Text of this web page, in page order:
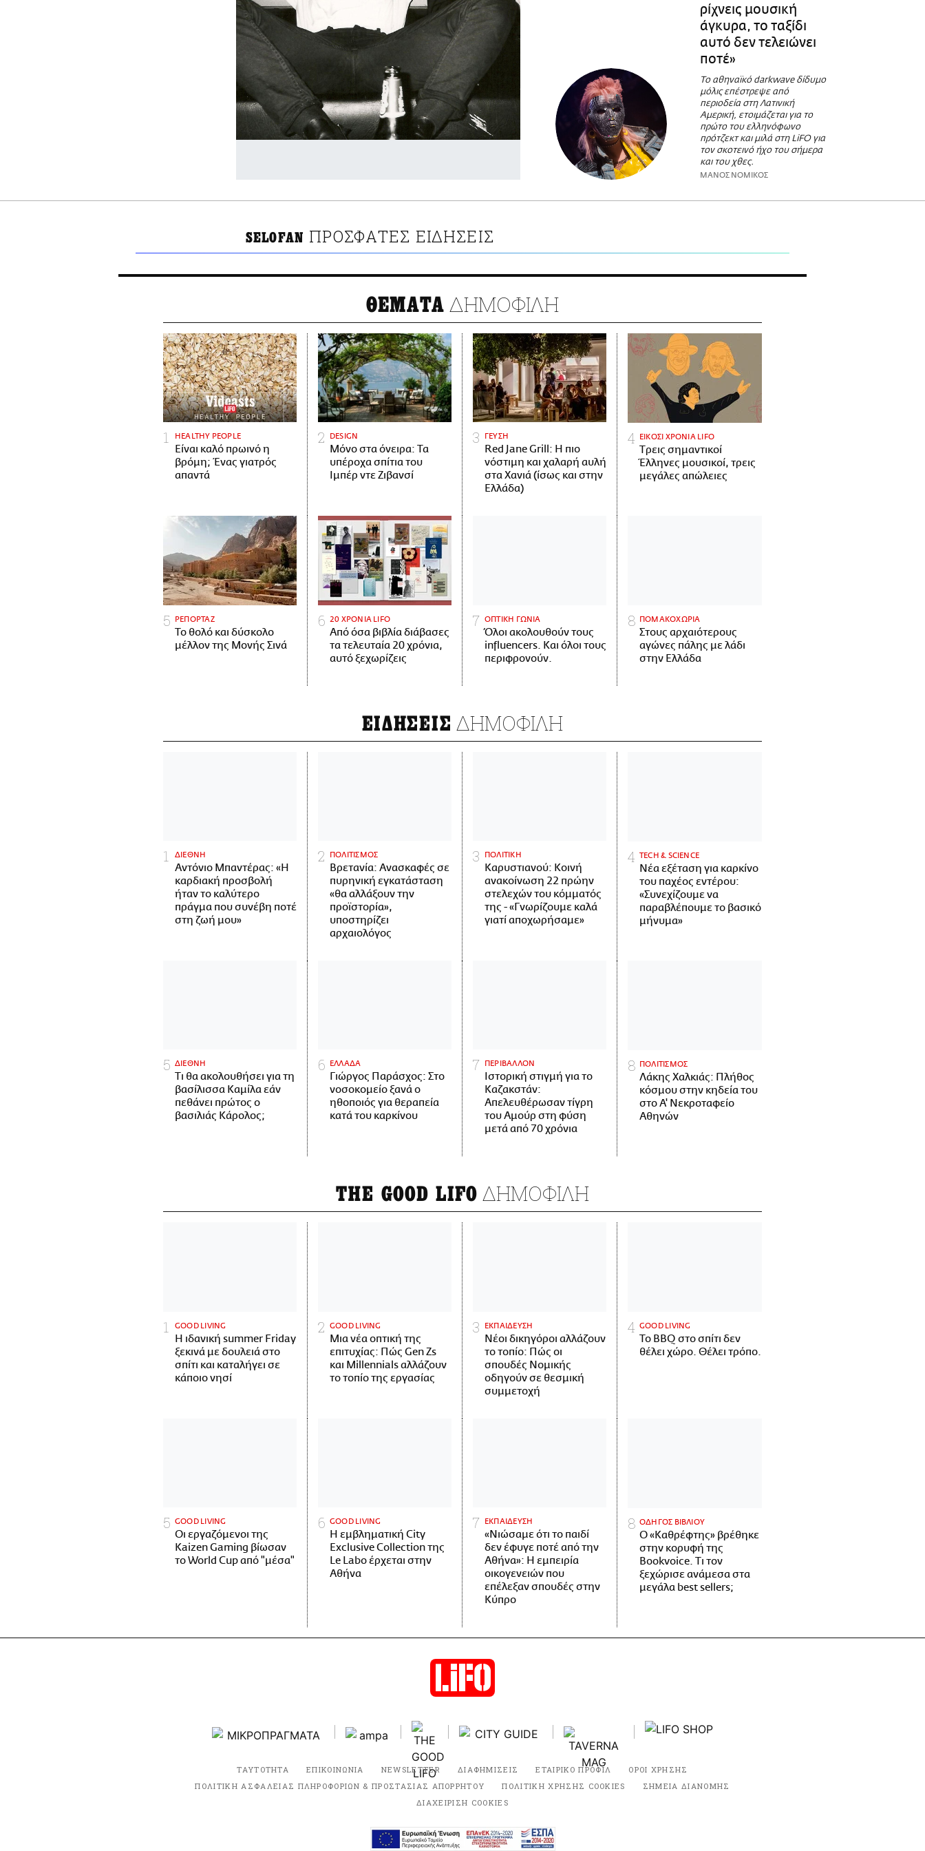
ρίχνεις μουσική
άγκυρα, το ταξίδι
αυτό δεν τελειώνει
ποτέ»
Το αθηναϊκό darkwave δίδυμο
μόλις επέστρεψε από
περιοδεία στη Λατινική
Αμερική, ετοιμάζεται για το
πρώτο του ελληνόφωνο
πρότζεκτ και μιλά στη LiFO για
τον σκοτεινό ήχο του σήμερα
και του χθες.
ΜΑΝΟΣ ΝΟΜΙΚΟΣ
SELOFAN ΠΡΟΣΦΑΤΕΣ ΕΙΔΗΣΕΙΣ
ΘΕΜΑΤΑ ΔΗΜΟΦΙΛΗ
HEALTHY PEOPLE
Είναι καλό πρωινό η
βρόμη; Ένας γιατρός
απαντά
DESIGN
Μόνο στα όνειρα: Τα
υπέροχα σπίτια του
Ιμπέρ ντε Ζιβανσί
ΓΕΥΣΗ
Red Jane Grill: Η πιο
νόστιμη και χαλαρή αυλή
στα Χανιά (ίσως και στην
Ελλάδα)
ΕΙΚΟΣΙ ΧΡΟΝΙΑ LIFO
Tρεις σημαντικοί
Έλληνες μουσικοί, τρεις
μεγάλες απώλειες
ΡΕΠΟΡΤΑΖ
Το θολό και δύσκολο
μέλλον της Μονής Σινά
20 ΧΡΟΝΙΑ LIFO
Από όσα βιβλία διάβασες
τα τελευταία 20 χρόνια,
αυτό ξεχωρίζεις
ΟΠΤΙΚΗ ΓΩΝΙΑ
Όλοι ακολουθούν τους
influencers. Και όλοι τους
περιφρονούν.
ΠΟΜΑΚΟΧΩΡΙΑ
Στους αρχαιότερους
αγώνες πάλης με λάδι
στην Ελλάδα
ΕΙΔΗΣΕΙΣ ΔΗΜΟΦΙΛΗ
ΔΙΕΘΝΗ
Αντόνιο Μπαντέρας: «Η
καρδιακή προσβολή
ήταν το καλύτερο
πράγμα που συνέβη ποτέ
στη ζωή μου»
ΠΟΛΙΤΙΣΜΟΣ
Βρετανία: Ανασκαφές σε
πυρηνική εγκατάσταση
«θα αλλάξουν την
προϊστορία»,
υποστηρίζει
αρχαιολόγος
ΠΟΛΙΤΙΚΗ
Καρυστιανού: Κοινή
ανακοίνωση 22 πρώην
στελεχών του κόμματός
της - «Γνωρίζουμε καλά
γιατί αποχωρήσαμε»
ΤECH & SCIENCE
Νέα εξέταση για καρκίνο
του παχέος εντέρου:
«Συνεχίζουμε να
παραβλέπουμε το βασικό
μήνυμα»
ΔΙΕΘΝΗ
Τι θα ακολουθήσει για τη
βασίλισσα Καμίλα εάν
πεθάνει πρώτος ο
βασιλιάς Κάρολος;
ΕΛΛΑΔΑ
Γιώργος Παράσχος: Στο
νοσοκομείο ξανά ο
ηθοποιός για θεραπεία
κατά του καρκίνου
ΠΕΡΙΒΑΛΛΟΝ
Ιστορική στιγμή για το
Καζακστάν:
Απελευθέρωσαν τίγρη
του Αμούρ στη φύση
μετά από 70 χρόνια
ΠΟΛΙΤΙΣΜΟΣ
Λάκης Χαλκιάς: Πλήθος
κόσμου στην κηδεία του
στο Α' Νεκροταφείο
Αθηνών
THE GOOD LIFO ΔΗΜΟΦΙΛΗ
GOOD LIVING
Η ιδανική summer Friday
ξεκινά με δουλειά στο
σπίτι και καταλήγει σε
κάποιο νησί
GOOD LIVING
Μια νέα οπτική της
επιτυχίας: Πώς Gen Zs
και Millennials αλλάζουν
το τοπίο της εργασίας
ΕΚΠΑΙΔΕΥΣΗ
Νέοι δικηγόροι αλλάζουν
το τοπίο: Πώς οι
σπουδές Νομικής
οδηγούν σε θεσμική
συμμετοχή
GOOD LIVING
Το BBQ στο σπίτι δεν
θέλει χώρο. Θέλει τρόπο.
GOOD LIVING
Οι εργαζόμενοι της
Kaizen Gaming βίωσαν
το World Cup από "μέσα"
GOOD LIVING
Η εμβληματική City
Exclusive Collection της
Le Labo έρχεται στην
Αθήνα
ΕΚΠΑΙΔΕΥΣΗ
«Νιώσαμε ότι το παιδί
δεν έφυγε ποτέ από την
Αθήνα»: Η εμπειρία
οικογενειών που
επέλεξαν σπουδές στην
Κύπρο
ΟΔΗΓΟΣ ΒΙΒΛΙΟΥ
Ο «Καθρέφτης» βρέθηκε
στην κορυφή της
Bookvoice. Τι τον
ξεχώρισε ανάμεσα στα
μεγάλα best sellers;
ΤΑΥΤΟΤΗΤΑ ΕΠΙΚΟΙΝΩΝΙΑ NEWSLETTER ΔΙΑΦΗΜΙΣΕΙΣ ΕΤΑΙΡΙΚΟ ΠΡΟΦΙΛ
ΟΡΟΙ ΧΡΗΣΗΣ
ΠΟΛΙΤΙΚΗ ΑΣΦΑΛΕΙΑΣ ΠΛΗΡΟΦΟΡΙΩΝ & ΠΡΟΣΤΑΣΙΑΣ ΑΠΟΡΡΗΤΟΥ
ΠΟΛΙΤΙΚΗ ΧΡΗΣΗΣ COOKIES
ΣΗΜΕΙΑ ΔΙΑΝΟΜΗΣ
ΔΙΑΧΕΙΡΙΣΗ COOKIES